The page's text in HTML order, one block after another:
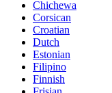
Chichewa
Corsican
Croatian
Dutch
Estonian
Filipino
Finnish